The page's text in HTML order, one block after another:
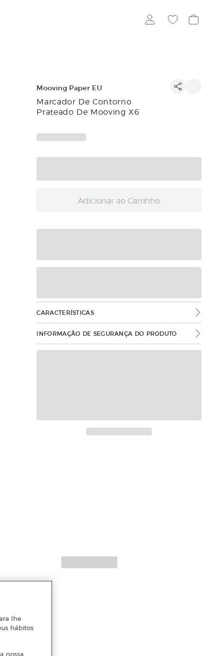
Mooving Paper EU
Marcador De Contorno
Prateado De Mooving X6
Adicionar ao Carrinho
CARACTERÍSTICAS
INFORMAÇÃO DE SEGURANÇA DO PRODUTO
lhe
hábitos
nossa